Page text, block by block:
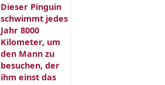
Dieser Pinguin
schwimmt jedes
Jahr 8000
Kilometer, um
den Mann zu
besuchen, der
ihm einst das